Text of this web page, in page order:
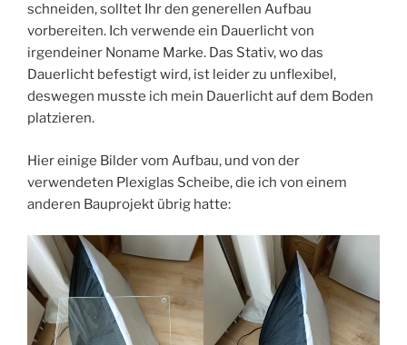
schneiden, solltet Ihr den generellen Aufbau
vorbereiten. Ich verwende ein Dauerlicht von
irgendeiner Noname Marke. Das Stativ, wo das
Dauerlicht befestigt wird, ist leider zu unflexibel,
deswegen musste ich mein Dauerlicht auf dem Boden
platzieren.
Hier einige Bilder vom Aufbau, und von der
verwendeten Plexiglas Scheibe, die ich von einem
anderen Bauprojekt übrig hatte: